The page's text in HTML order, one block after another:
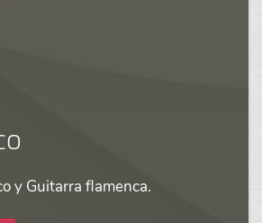
y Guitarra flamenca.